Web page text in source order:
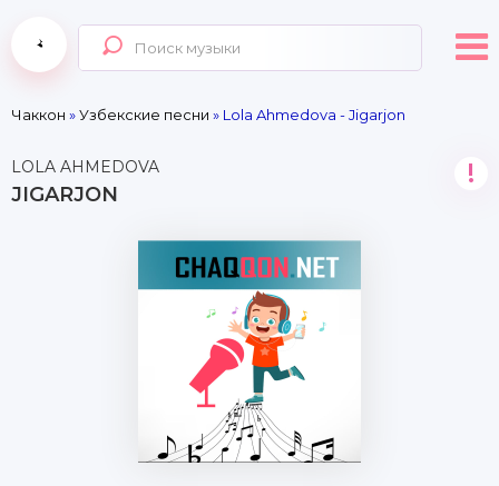
Чаккон »Узбекские песни » Lola Ahmedova - Jigarjon
LOLA AHMEDOVA
JIGARJON
!